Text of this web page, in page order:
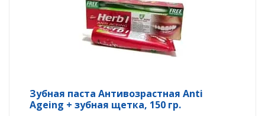
Зубная паста Антивозрастная Anti
Ageing + зубная щетка, 150 гр.